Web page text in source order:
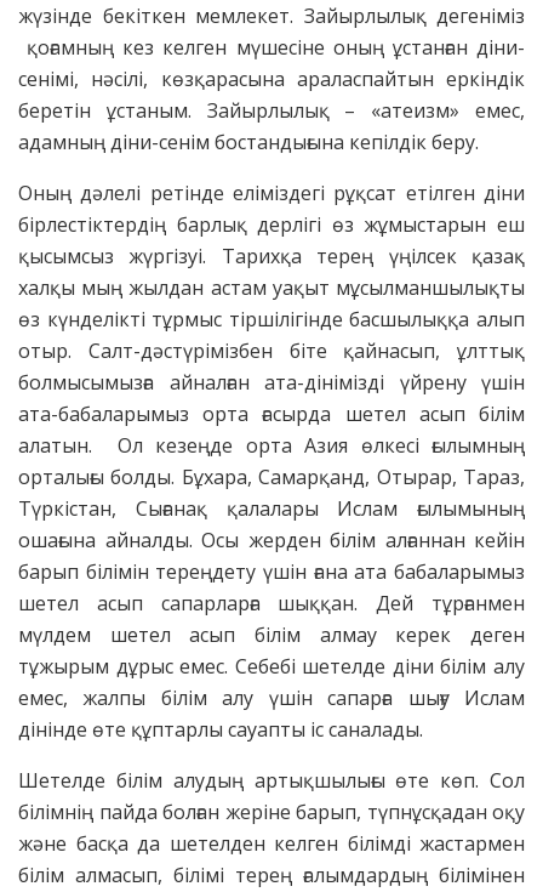
жүзінде бекіткен мемлекет. Зайырлылық дегеніміз
қоғамның кез келген мүшесіне оның ұстанған діни-
сенімі, нәсілі, көзқарасына араласпайтын еркіндік
беретін ұстаным. Зайырлылық – «атеизм» емес,
адамның діни-сенім бостандығына кепілдік беру.
Оның дәлелі ретінде еліміздегі рұқсат етілген діни
бірлестіктердің барлық дерлігі өз жұмыстарын еш
қысымсыз жүргізуі. Тарихқа терең үңілсек қазақ
халқы мың жылдан астам уақыт мұсылманшылықты
өз күнделікті тұрмыс тіршілігінде басшылыққа алып
отыр. Салт-дәстүрімізбен біте қайнасып, ұлттық
болмысымызға айналған ата-дінімізді үйрену үшін
ата-бабаларымыз орта ғасырда шетел асып білім
алатын. Ол кезеңде орта Азия өлкесі ғылымның
орталығы болды. Бұхара, Самарқанд, Отырар, Тараз,
Түркістан, Сығанақ қалалары Ислам ғылымының
ошағына айналды. Осы жерден білім алғаннан кейін
барып білімін тереңдету үшін ғана ата бабаларымыз
шетел асып сапарларға шыққан. Дей тұрғанмен
мүлдем шетел асып білім алмау керек деген
тұжырым дұрыс емес. Себебі шетелде діни білім алу
емес, жалпы білім алу үшін сапарға шығу Ислам
дінінде өте құптарлы сауапты іс саналады.
Шетелде білім алудың артықшылығы өте көп. Сол
білімнің пайда болған жеріне барып, түпнұсқадан оқу
және басқа да шетелден келген білімді жастармен
білім алмасып, білімі терең ғалымдардың білімінен